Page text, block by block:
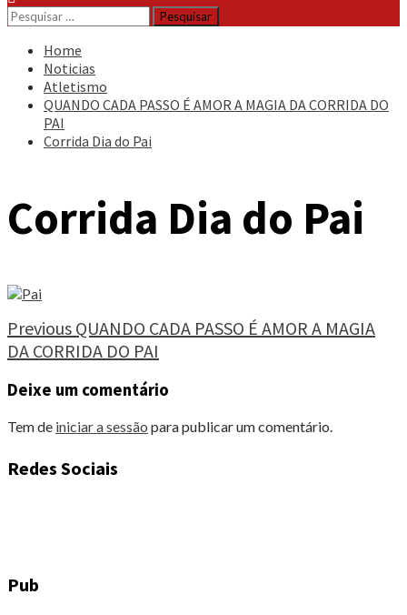
Pesquisar
por:
Home
Noticias
Atletismo
QUANDO CADA PASSO É AMOR A MAGIA DA CORRIDA DO
PAI
Corrida Dia do Pai
Corrida Dia do Pai
Continue
Reading
Previous QUANDO CADA PASSO É AMOR A MAGIA
DA CORRIDA DO PAI
Deixe um comentário
Tem de iniciar a sessão para publicar um comentário.
Redes Sociais
Pub